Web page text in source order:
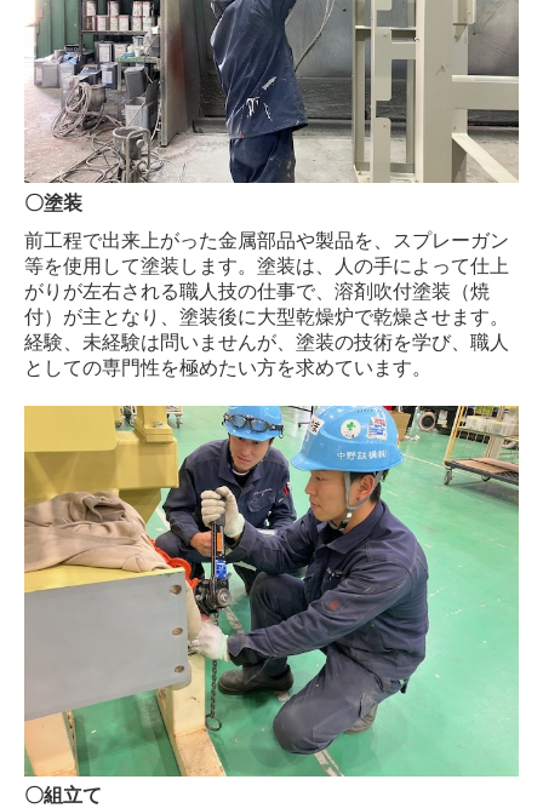
〇塗装
前工程で出来上がった金属部品や製品を、スプレーガン
等を使用して塗装します。塗装は、人の手によって仕上
がりが左右される職人技の仕事で、溶剤吹付塗装（焼
付）が主となり、塗装後に大型乾燥炉で乾燥させます。
経験、未経験は問いませんが、塗装の技術を学び、職人
としての専門性を極めたい方を求めています。
〇組立て